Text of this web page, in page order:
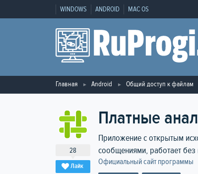
WINDOWS ANDROID MAC OS
Главная Android Общий доступ к файлам
28
Лайк
Платные
Приложение с открытым
сообщениями, работает без
Официальный сайт программы